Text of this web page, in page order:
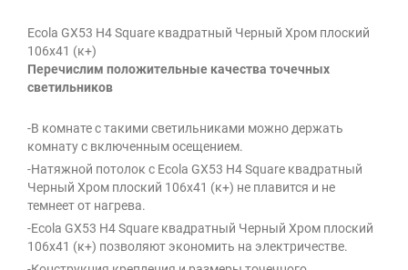
Ecola GX53 H4 Square квадратный Черный Хром плоский
106x41 (к+)
Перечислим положительные качества точечных
светильников
-В комнате с такими светильниками можно держать
комнату с включенным осещением.
-Натяжной потолок с Ecola GX53 H4 Square квадратный
Черный Хром плоский 106x41 (к+) не плавится и не
темнеет от нагрева.
-Ecola GX53 H4 Square квадратный Черный Хром плоский
106x41 (к+) позволяют экономить на электричестве.